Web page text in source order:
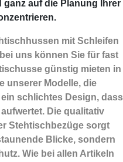
auf die Planung Ihrer
mit Schleifen
uns können Sie für fast
günstig mieten in
unserer Modelle, die
schlichtes Design, dass
Die qualitativ
Stehtischbezüge sorgt
Blicke, sondern
Wie bei allen Artikeln